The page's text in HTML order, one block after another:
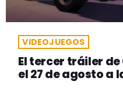
VIDEOJUEGOS
El tercer tráiler de
el 27 de agosto a